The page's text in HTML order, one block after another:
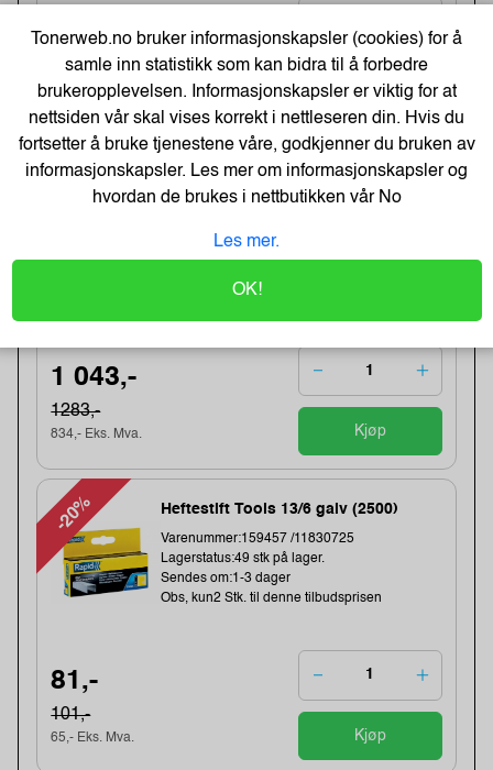
166,-
205,-
133,- Eks. Mva. Kjøp
-19%
Direct thermal receipt roll 101,6 mm
wide, 32,2 meter length
Varenummer:240538 /BDL7J000102058
Sendes om:0-2 dager
Obs, kun2 Stk. til denne tilbudsprisen
Bestillingsvare - Produktet kan ikke bli returnert
1 043,-
1283,-
834,- Eks. Mva. Kjøp
-20% Heftestift Tools 13/6 galv (2500)
Varenummer:159457 /11830725
Lagerstatus:49 stk på lager.
Sendes om:1-3 dager
Obs, kun2 Stk. til denne tilbudsprisen
81,-
101,-
65,- Eks. Mva. Kjøp
Tonerweb.no bruker informasjonskapsler (cookies) for å
samle inn statistikk som kan bidra til å forbedre
brukeropplevelsen. Informasjonskapsler er viktig for at
nettsiden vår skal vises korrekt i nettleseren din. Hvis du
fortsetter å bruke tjenestene våre, godkjenner du bruken av
informasjonskapsler. Les mer om informasjonskapsler og
hvordan de brukes i nettbutikken vårNo
Les mer.
OK!